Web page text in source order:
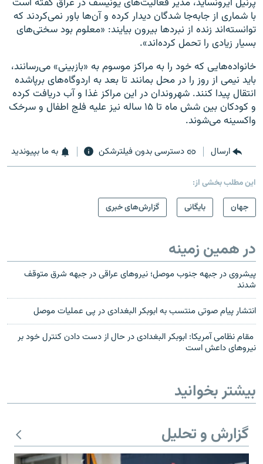
با شماری از جابه‌جا شدگان دیدار کرده و آن‌ها باور نمی‌کردند که
توانسته‌اند زنده از نبردها بیرون بیایند: «معلوم بود سختی‌های
بسیار زیادی را تحمل کرده‌اند».
خانواده‌هایی که خود را به مراکز موسوم به «بازبینی» می‌رسانند،
باید نیمی از روز را در محل بمانند تا بعد به اردوگاه‌های برپاشده
انتقال پیدا کنند. شهروندان در این مراکز غذا و آب دریافت کرده
و کودکان بین شش ماه تا ۱۵ ساله نیز علیه فلج اطفال و سرخک
واکسینه می‌شوند.
ارسال دسترسی بدون فیلترشکن به ما بپیوندید
این مطلب بخشی از:
جهان
بایگانی گزارش‌های خبری
در همین زمینه
پیشروی در جبهه جنوب موصل؛ نیروهای عراقی در جبهه شرق متوقف
شدند
انتشار پیام صوتی منتسب به ابوبکر البغدادی در پی عملیات موصل
مقام نظامی آمریکا: ابوبکر البغدادی در حال از دست دادن کنترل خود بر
نیروهای داعش است
بیشتر بخوانید
گزارش و تحلیل